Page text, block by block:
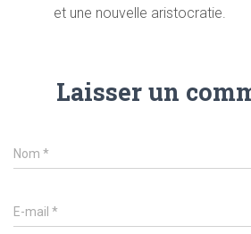
et une nouvelle aristocratie.
Laisser un
Nom *
E-mail *